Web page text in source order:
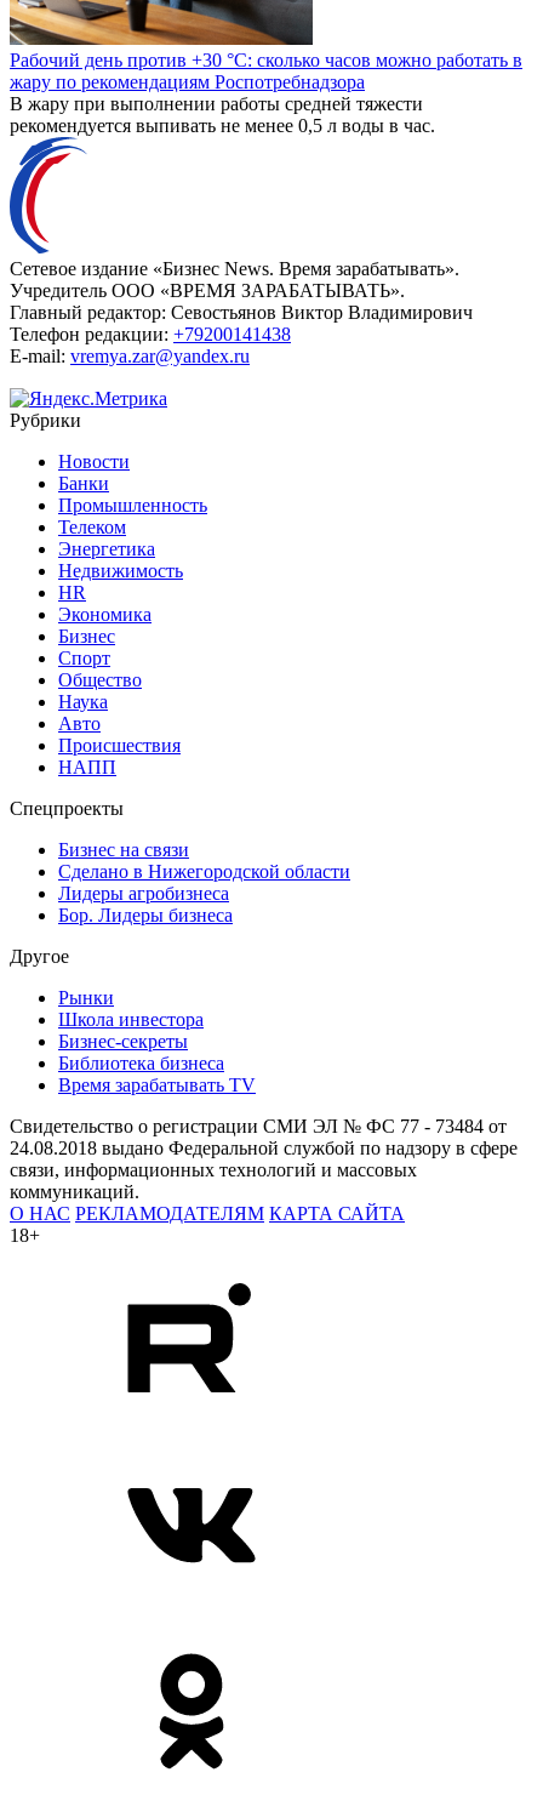
Рабочий день против +30 °C: сколько часов можно работать в
жару по рекомендациям Роспотребнадзора
В жару при выполнении работы средней тяжести
рекомендуется выпивать не менее 0,5 л воды в час.
Сетевое издание «Бизнес News. Время зарабатывать».
Учредитель ООО «ВРЕМЯ ЗАРАБАТЫВАТЬ».
Главный редактор: Севостьянов Виктор Владимирович
Телефон редакции: +79200141438
E-mail: vremya.zar@yandex.ru
Рубрики
Новости
Банки
Промышленность
Телеком
Энергетика
Недвижимость
HR
Экономика
Бизнес
Спорт
Общество
Наука
Авто
Происшествия
НАПП
Спецпроекты
Бизнес на связи
Сделано в Нижегородской области
Лидеры агробизнеса
Бор. Лидеры бизнеса
Другое
Рынки
Школа инвестора
Бизнес-секреты
Библиотека бизнеса
Время зарабатывать TV
Свидетельство о регистрации СМИ ЭЛ № ФС 77 - 73484 от
24.08.2018 выдано Федеральной службой по надзору в сфере
связи, информационных технологий и массовых
коммуникаций.
О НАС РЕКЛАМОДАТЕЛЯМ КАРТА САЙТА
18+